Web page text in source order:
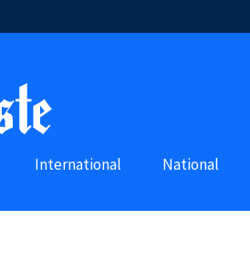
International National